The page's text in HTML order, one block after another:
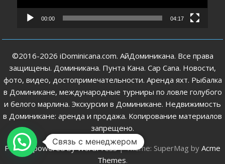
00:00 04:17
©2016-2026 iDominicana.com. АйДоминикана. Все права
защищены. Доминикана. Пунта Кана. Cap Cana. Новости,
фото, видео, достопримечательности. Аренда яхт. Рыбалка
в Доминикане, международные турниры по ловле голубого
и белого марлина. Экскурсии в Доминикане. Недвижимость
в Доминикане: аренда и продажа. Копирование материалов
запрещено.
Proudly powered by WordPress |Theme: SuperMag by Acme
Themes.
Связь с менеджером